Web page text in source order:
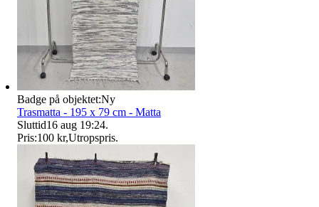
Badge på objektet:Ny
Trasmatta - 195 x 79 cm - Matta
Sluttid16 aug 19:24.
Pris:100 kr,Utropspris.